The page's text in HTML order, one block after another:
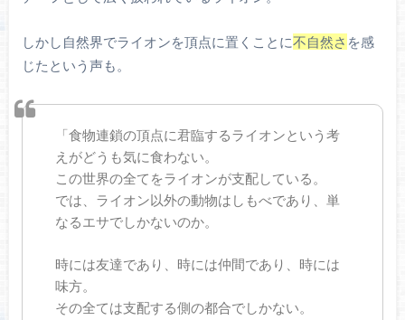
しかし自然界でライオンを頂点に置くことに不自然さ を感
じたという声も。
「食物連鎖の頂点に君臨するライオンという考
えがどうも気に食わない。
この世界の全てをライオンが支配している。
では、ライオン以外の動物はしもべであり、単
なるエサでしかないのか。
時には友達であり、時には仲間であり、時には
味方。
その全ては支配する側の都合でしかない。